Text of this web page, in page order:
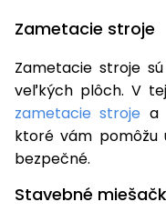
Zametacie stroje
Zametacie stroje
veľkých plôch. V
zametacie stroje a
ktoré vám pomôžu
bezpečné.
Stavebné